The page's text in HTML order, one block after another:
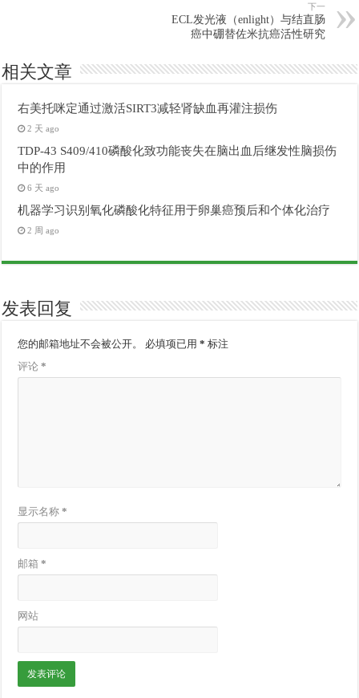
下一
ECL发光液（enlight）与结直肠
癌中硼替佐米抗癌活性研究
相关文章
右美托咪定通过激活SIRT3减轻肾缺血再灌注损伤
2 天 ago
TDP-43 S409/410磷酸化致功能丧失在脑出血后继发性脑损伤
中的作用
6 天 ago
机器学习识别氧化磷酸化特征用于卵巢癌预后和个体化治疗
2 周 ago
发表回复
您的邮箱地址不会被公开。 必填项已用* 标注
评论*
显示名称*
邮箱*
网站